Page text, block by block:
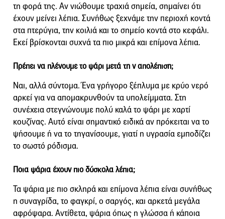
τη φορά της. Αν νιώθουμε τραχιά σημεία, σημαίνει ότι
έχουν μείνει λέπια. Συνήθως ξεχνάμε την περιοχή κοντά
στα πτερύγια, την κοιλιά και το σημείο κοντά στο κεφάλι.
Εκεί βρίσκονται συχνά τα πιο μικρά και επίμονα λέπια.
Πρέπει να πλένουμε το ψάρι μετά τη ν απολέπιση;
Ναι, αλλά σύντομα. Ένα γρήγορο ξέπλυμα με κρύο νερό
αρκεί για να απομακρυνθούν τα υπολείμματα. Στη
συνέχεια στεγνώνουμε πολύ καλά το ψάρι με χαρτί
κουζίνας. Αυτό είναι σημαντικό ειδικά αν πρόκειται να το
ψήσουμε ή να το τηγανίσουμε, γιατί η υγρασία εμποδίζει
το σωστό ρόδισμα.
Ποια ψάρια έχουν πιο δύσκολα λέπια;
Τα ψάρια με πιο σκληρά και επίμονα λέπια είναι συνήθως
η συναγρίδα, το φαγκρί, ο σαργός, και αρκετά μεγάλα
αφρόψαρα. Αντίθετα, ψάρια όπως η γλώσσα ή κάποια